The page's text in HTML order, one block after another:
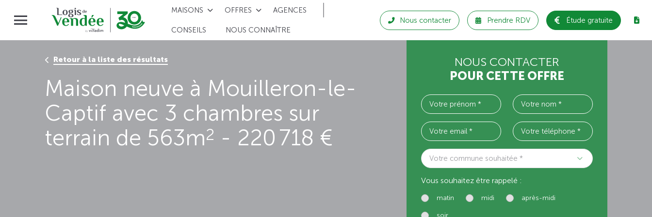
MAISONS OFFRES AGENCES
CONSEILS NOUS CONNAÎTRE
Nous contacter Prendre RDV Étude gratuite
Retour à la liste des résultats
Maison neuve à Mouilleron-le-
Captif avec 3 chambres sur
terrain de 563m2 - 220 718 €
NOUS CONTACTER
POUR CETTE OFFRE
Votre commune souhaitée *
Vous souhaitez être rappelé :
matin midi après-midi